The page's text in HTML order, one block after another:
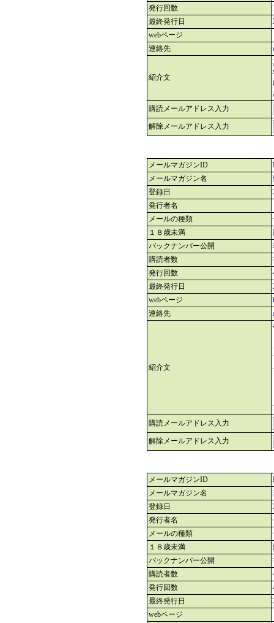
発行回数
最終発行日
webページ
連絡先
紹介文
購読メールアドレス入力
解除メールアドレス入力
メールマガジンID
メールマガジン名
登録日
発行者名
メールの種類
１８歳未満
バックナンバー公開
購読者数
発行回数
最終発行日
webページ
連絡先
紹介文
購読メールアドレス入力
解除メールアドレス入力
メールマガジンID
メールマガジン名
登録日
発行者名
メールの種類
１８歳未満
バックナンバー公開
購読者数
発行回数
最終発行日
webページ